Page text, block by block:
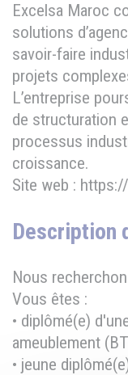
Excelsa Maroc
solutions
savoir-faire
projets
L’entreprise
de structuration
processus
croissance.
Site web :
Description
Nous
Vous êtes :
• diplômé(e)
ameublement
• jeune